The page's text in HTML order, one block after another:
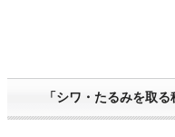
「シワ・たるみを取